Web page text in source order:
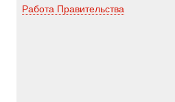
Работа Правительства